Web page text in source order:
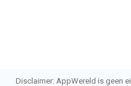
Disclaimer: AppWereld is geen